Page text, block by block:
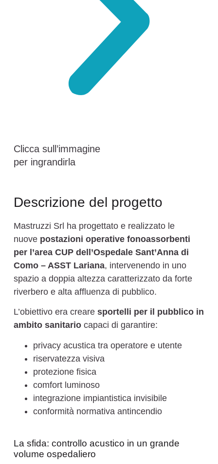
Clicca sull’immagine
per ingrandirla
Descrizione del progetto
Mastruzzi Srl ha progettato e realizzato le
nuove postazioni operative fonoassorbenti
per l’area CUP dell’Ospedale Sant’Anna di
Como – ASST Lariana, intervenendo in uno
spazio a doppia altezza caratterizzato da forte
riverbero e alta affluenza di pubblico.
L’obiettivo era creare sportelli per il pubblico in
ambito sanitario capaci di garantire:
privacy acustica tra operatore e utente
riservatezza visiva
protezione fisica
comfort luminoso
integrazione impiantistica invisibile
conformità normativa antincendio
La sfida: controllo acustico in un grande
volume ospedaliero